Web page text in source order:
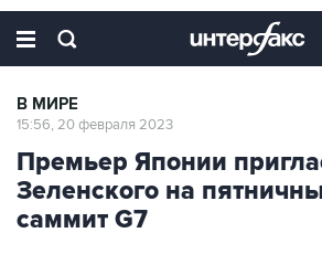
В МИРЕ
15:56, 20 февраля 2023
Премьер Японии
Зеленского на
саммит G7